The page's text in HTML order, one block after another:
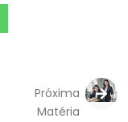
Próxima
Matéria